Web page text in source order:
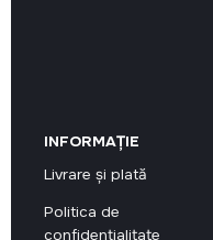
INFORMAȚIE
Livrare și plată
Politica de
confidențialitate